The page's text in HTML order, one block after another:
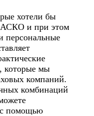
хотели бы
и при этом
персональные
которые мы
компаний.
комбинаций
с помощью